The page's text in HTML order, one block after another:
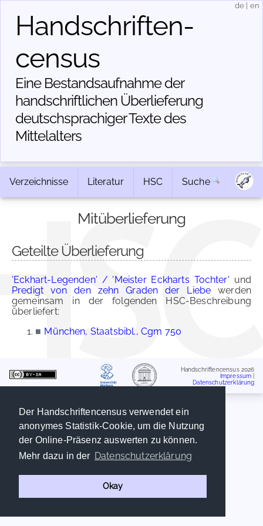
Der Handschriftencensus verwendet ein
anonymes Statistik-Cookie, um die Nutzung
der Online-Präsenz auswerten zu können.
Mehr dazu in der Datenschutzerklärung
Okay
Handschriften­
census
Eine Bestandsaufnahme der
handschriftlichen Über­lieferung
deutschsprachiger Texte des
Mittelalters
de en
Verzeichnisse Literatur HSC Suche
Mitüberlieferung
Geteilte Überlieferung
'Eckhart-Legenden' / 'Meister Eckharts Tochter' und
Predigt von den zehn Graden der Liebe werden
gemeinsam in der folgenden HSC-Beschreibung
überliefert:
■ München, Staatsbibl., Cgm 750
Handschriftencensus 2026
Impressum
Datenschutzerklärung